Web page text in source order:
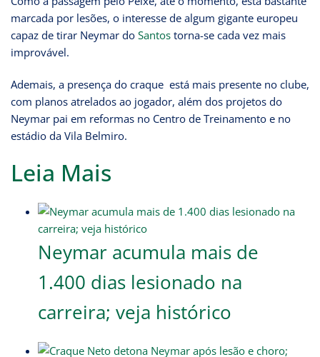
marcada por lesões, o interesse de algum gigante europeu
capaz de tirar Neymar do Santos torna-se cada vez mais
improvável.
Ademais, a presença do craque está mais presente no clube,
com planos atrelados ao jogador, além dos projetos do
Neymar pai em reformas no Centro de Treinamento e no
estádio da Vila Belmiro.
Leia Mais
Neymar acumula mais de
1.400 dias lesionado na
carreira; veja histórico